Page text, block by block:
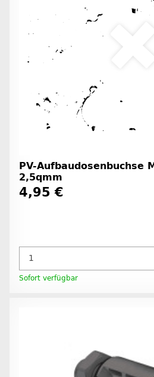
PV-Aufbaudosenbuchse
2,5qmm
4,95 €
Sofort verfügbar